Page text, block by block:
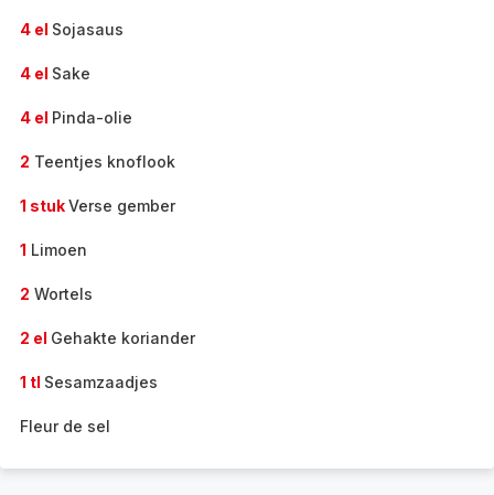
4 el Sojasaus
4 el Sake
4 el Pinda-olie
2 Teentjes knoflook
1 stukVerse gember
1 Limoen
2 Wortels
2 el Gehakte koriander
1 tl Sesamzaadjes
Fleur de sel